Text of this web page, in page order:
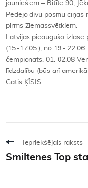
jauniešiem – Bitīte 90,
Pēdējo divu posmu cīņas
pirms Ziemassvētkiem.
Latvijas pieaugušo izlase
(15.-17.05.), no 19.-
čempionāts, 01.-02.08
līdzdalību (būs arī
Gatis ĶĪSIS
Iepriekšējais raksts
Smiltenes Top